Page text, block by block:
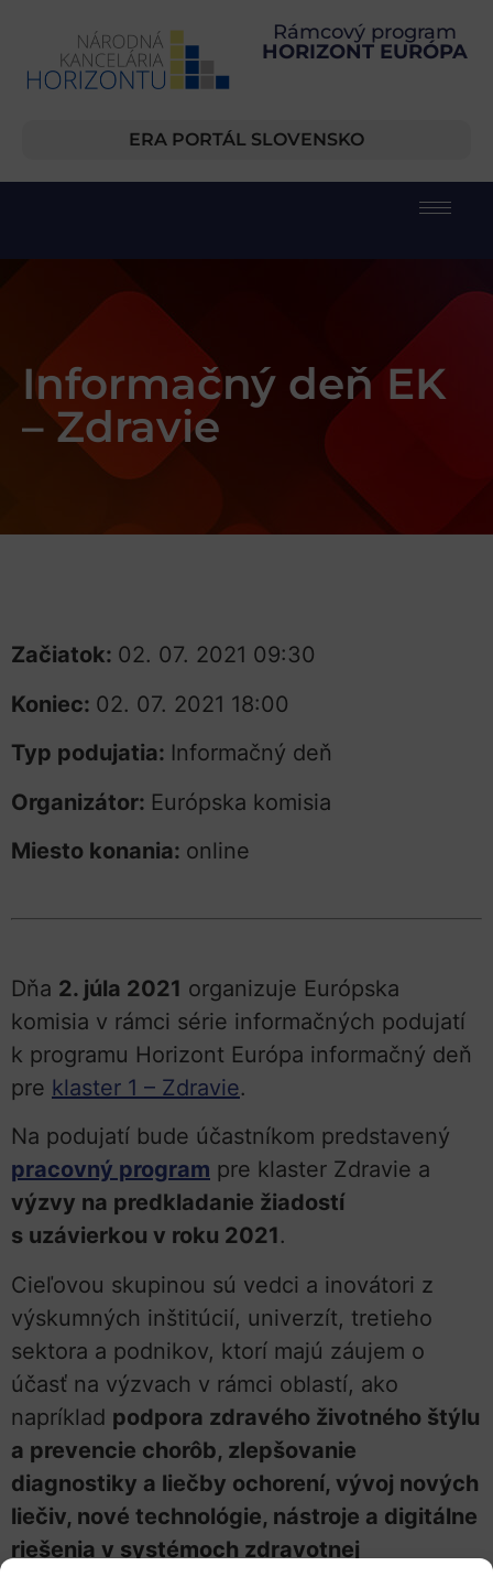
Rámcový program
HORIZONT EURÓPA
ERA PORTÁL SLOVENSKO
Informačný deň EK
– Zdravie
Začiatok: 02. 07. 2021 09:30
Koniec: 02. 07. 2021 18:00
Typ podujatia: Informačný deň
Organizátor: Európska komisia
Miesto konania: online
Dňa 2. júla 2021 organizuje Európska
komisia v rámci série informačných podujatí
k programu Horizont Európa informačný deň
pre klaster 1 – Zdravie.
Na podujatí bude účastníkom predstavený
pracovný program pre klaster Zdravie a
výzvy na predkladanie žiadostí
s uzávierkou v roku 2021.
Cieľovou skupinou sú vedci a inovátori z
výskumných inštitúcií, univerzít, tretieho
sektora a podnikov, ktorí majú záujem o
účasť na výzvach v rámci oblastí, ako
napríklad podpora zdravého životného štýlu
a prevencie chorôb, zlepšovanie
diagnostiky a liečby ochorení, vývoj nových
liečiv, nové technológie, nástroje a digitálne
riešenia v systémoch zdravotnej